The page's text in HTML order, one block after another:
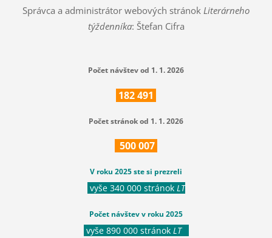
Správca a administrátor webových stránok Literárneho
týždenníka: Štefan Cifra
Počet návštev od 1. 1. 2026
182491
Počet stránok od 1. 1. 2026
500007
V roku 2025 ste si prezreli
vyše 340 000 stránok LT
Počet návštev v roku 2025
vyše 890 000 stránok LT